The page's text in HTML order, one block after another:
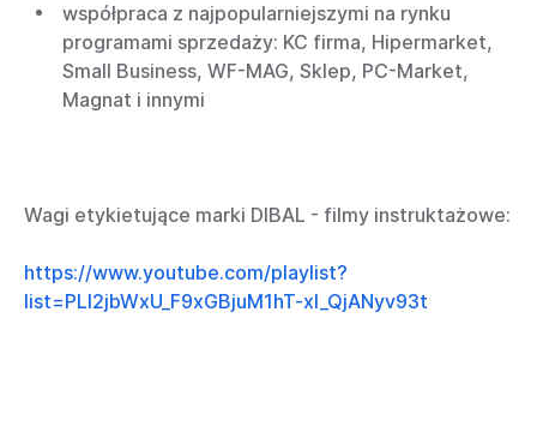
współpraca z najpopularniejszymi na rynku
programami sprzedaży: KC firma, Hipermarket,
Small Business, WF-MAG, Sklep, PC-Market,
Magnat i innymi
Wagi etykietujące marki DIBAL - filmy instruktażowe:
https://www.youtube.com/playlist?
list=PLI2jbWxU_F9xGBjuM1hT-xI_QjANyv93t